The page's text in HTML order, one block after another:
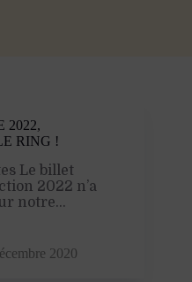
2022,
RING !
Le billet
2022 n’a
notre…
2020